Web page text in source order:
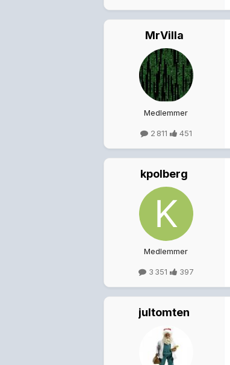
MrVilla
Medlemmer
2 811 451
kpolberg
Medlemmer
3 351 397
jultomten